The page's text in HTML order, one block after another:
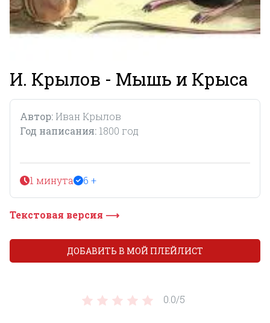
И. Крылов - Мышь и Крыса
Автор: Иван Крылов
Год написания: 1800 год
1 минута 6 +
Текстовая версия ⟶
0.0/5
ДОБАВИТЬ В МОЙ ПЛЕЙЛИСТ